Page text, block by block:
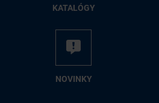
KA­TA­LÓ­GY
NO­VIN­KY